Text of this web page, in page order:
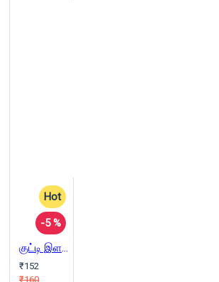
Hot
-5 %
குட்டி இளவரசன்
₹152
₹160